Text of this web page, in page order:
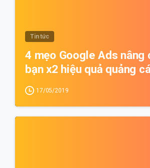
Tin tức
4 mẹo Google Ads nâng
bạn x2 hiệu quả quảng
17/05/2019